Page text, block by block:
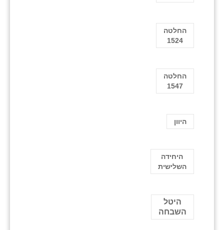
החלטה
1524
החלטה
1547
היוון
היחידה
השלישית
היטל
השבחה